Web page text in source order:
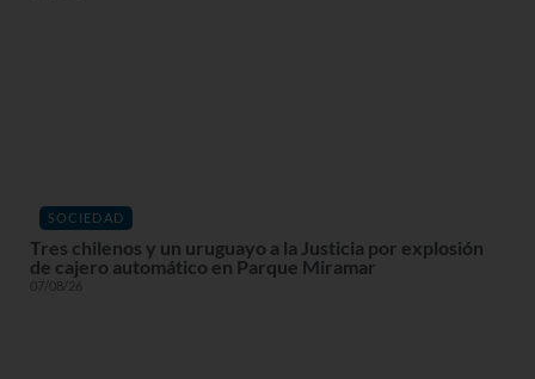
SOCIEDAD
Tres chilenos y un uruguayo a la Justicia por explosión
de cajero automático en Parque Miramar
07/08/26